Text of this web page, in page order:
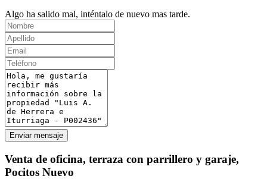
Algo ha salido mal, inténtalo de nuevo mas tarde.
Enviar mensaje
Venta de oficina, terraza con parrillero y garaje,
Pocitos Nuevo